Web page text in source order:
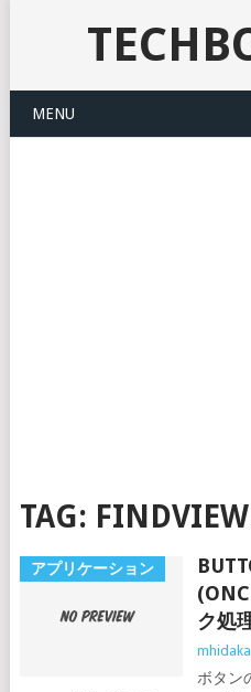
MENU
TAG:
アプリケーション
ク処
mhidaka
ボタン